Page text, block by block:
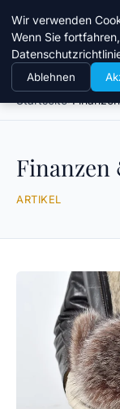
Startseite
ARTIKEL
Wir verwenden
Wenn Sie
Ablehnen